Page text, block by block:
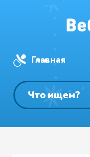
Главная